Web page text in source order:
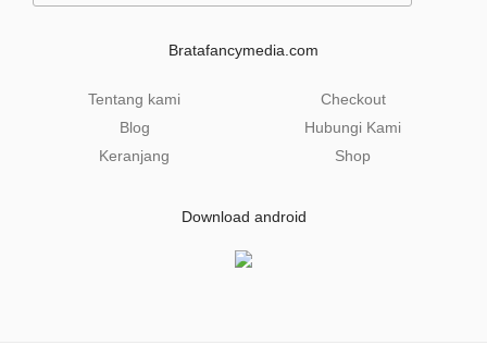
Bratafancymedia.com
Tentang kami
Blog
Keranjang
Checkout
Hubungi Kami
Shop
Download android